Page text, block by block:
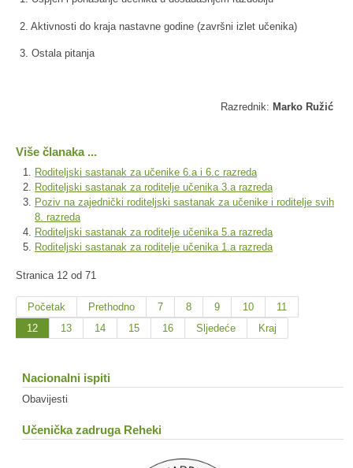
2. Aktivnosti do kraja nastavne godine (završni izlet učenika)
3. Ostala pitanja
Razrednik: Marko Ružić
Više članaka ...
Roditeljski sastanak za učenike 6.a i 6.c razreda
Roditeljski sastanak za roditelje učenika 3.a razreda
Poziv na zajednički roditeljski sastanak za učenike i roditelje svih
8. razreda
Roditeljski sastanak za roditelje učenika 5.a razreda
Roditeljski sastanak za roditelje učenika 1.a razreda
Stranica 12 od 71
Početak Prethodno 7 8 9 10
11
12
13 14 15 16 Sljedeće Kraj
Nacionalni ispiti
Obavijesti
Učenička zadruga Reheki